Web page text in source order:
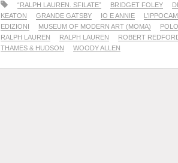
“RALPH LAUREN. SFILATE” BRIDGET FOLEY
KEATON
GRANDE GATSBY IO E ANNIE
EDIZIONI
MUSEUM OF MODERN ART (MOMA)
RALPH LAUREN
RALPH LAUREN
ROBERT
THAMES & HUDSON
WOODY ALLEN